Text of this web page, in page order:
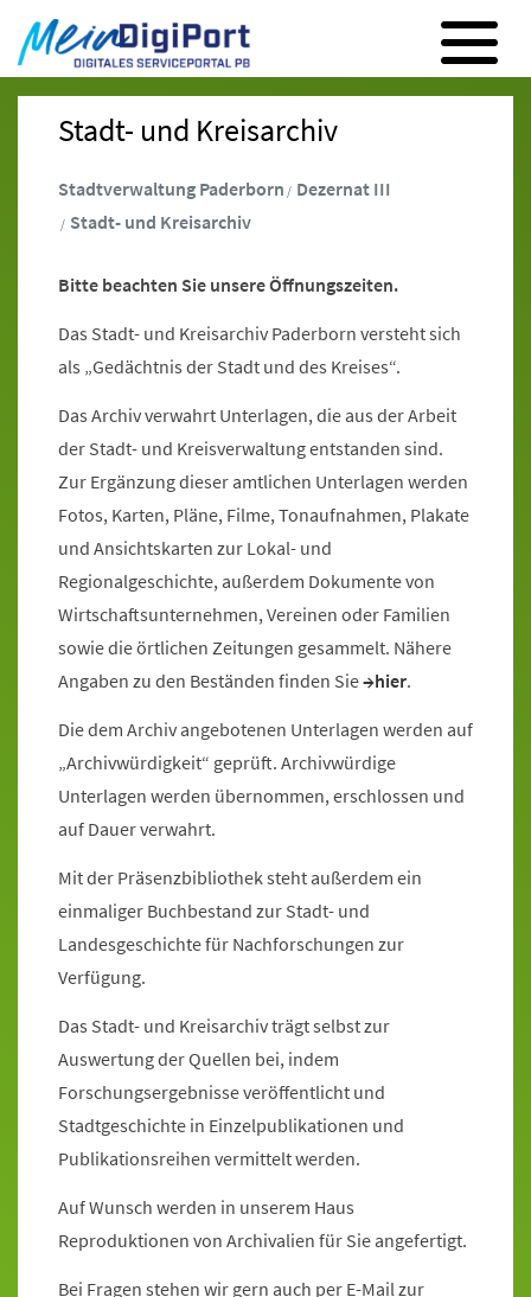
Digitales Serviceportal Paderborn
Zur Hauptnavigation
Zum Inhalt
Zum Footer
Stadt- und Kreisarchiv
Stadtverwaltung Paderborn Dezernat III
Stadt- und Kreisarchiv
Bitte beachten Sie unsere Öffnungszeiten.
Das Stadt- und Kreisarchiv Paderborn versteht sich
als „Gedächtnis der Stadt und des Kreises“.
Das Archiv verwahrt Unterlagen, die aus der Arbeit
der Stadt- und Kreisverwaltung entstanden sind.
Zur Ergänzung dieser amtlichen Unterlagen werden
Fotos, Karten, Pläne, Filme, Tonaufnahmen, Plakate
und Ansichtskarten zur Lokal- und
Regionalgeschichte, außerdem Dokumente von
Wirtschaftsunternehmen, Vereinen oder Familien
sowie die örtlichen Zeitungen gesammelt. Nähere
Angaben zu den Beständen finden Sie
hier.
Die dem Archiv angebotenen Unterlagen werden auf
„Archivwürdigkeit“ geprüft. Archivwürdige
Unterlagen werden übernommen, erschlossen und
auf Dauer verwahrt.
Mit der Präsenzbibliothek steht außerdem ein
einmaliger Buchbestand zur Stadt- und
Landesgeschichte für Nachforschungen zur
Verfügung.
Das Stadt- und Kreisarchiv trägt selbst zur
Auswertung der Quellen bei, indem
Forschungsergebnisse veröffentlicht und
Stadtgeschichte in Einzelpublikationen und
Publikationsreihen vermittelt werden.
Auf Wunsch werden in unserem Haus
Reproduktionen von Archivalien für Sie angefertigt.
Bei Fragen stehen wir gern auch per E-Mail zur